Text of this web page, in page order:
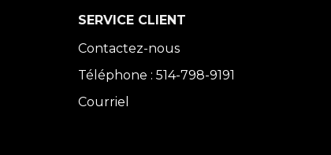
SERVICE CLIENT
Contactez-nous
Téléphone : 514-798-9191
Courriel